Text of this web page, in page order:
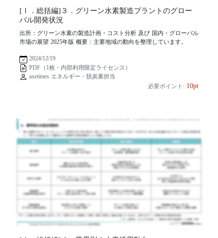
[Ⅰ．総括編]３．グリーン水素製造プラントのグロー
バル開発状況
出所：グリーン水素の製造計画・コスト分析 及び 国内・グローバル
市場の展望 2025年版 概要：主要地域の動向を整理しています。
2024/12/19
PDF（1枚・内部利用限定ライセンス）
axetimes エネルギー・脱炭素担当
必要ポイント: 10pt